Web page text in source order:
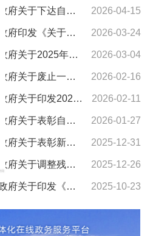
新疆维吾尔自治区人民政府关于下达自治区“十五五”期间年森林采伐限额的通知 2026-04-15
新疆维吾尔自治区人民政府印发《关于进一步支持养老服务发展十条措施》的通知 2026-03-24
新疆维吾尔自治区人民政府关于2025年新疆维吾尔自治区教学成果奖授奖的决定 2026-03-04
新疆维吾尔自治区人民政府关于废止一批自治区人民政府文件的通知 2026-02-16
新疆维吾尔自治区人民政府关于印发2026年自治区国民经济和社会发展计划及主要指标的通知 2026-02-11
新疆维吾尔自治区人民政府关于表彰自治区城市建设先进集体和先进个人的决定 2026-01-27
新疆维吾尔自治区人民政府关于表彰新疆维吾尔自治区农村水利工作先进集体和先进个人的决定 2025-12-31
新疆维吾尔自治区人民政府关于调整残疾、孤老人员和烈属所得减征个人所得税的通知 2025-12-26
新疆维吾尔自治区人民政府关于印发《新疆维吾尔自治区车船税实施办法》的通知 2025-10-23